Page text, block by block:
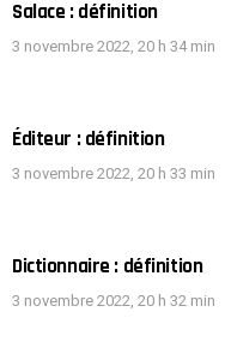
Salace : définition
3 novembre 2022, 20 h 34 min
Éditeur : définition
3 novembre 2022, 20 h 33 min
Dictionnaire : définition
3 novembre 2022, 20 h 32 min